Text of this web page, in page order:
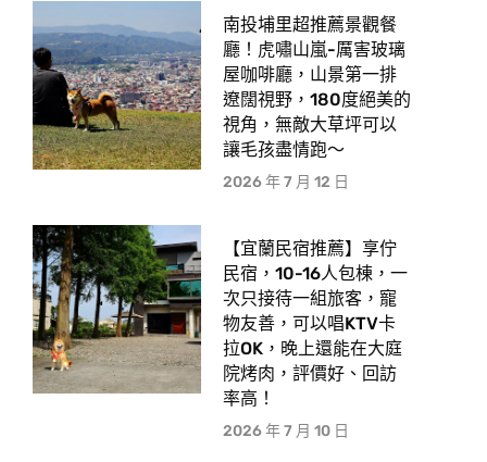
南投埔里超推薦景觀餐
廳！虎嘯山嵐-厲害玻璃
屋咖啡廳，山景第一排
遼闊視野，180度絕美的
視角，無敵大草坪可以
讓毛孩盡情跑〜
2026 年 7 月 12 日
【宜蘭民宿推薦】享佇
民宿，10-16人包棟，一
次只接待一組旅客，寵
物友善，可以唱KTV卡
拉OK，晚上還能在大庭
院烤肉，評價好、回訪
率高！
2026 年 7 月 10 日